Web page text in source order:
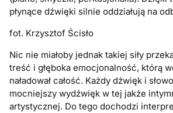
płynące dźwięki silnie oddziałują na
fot. Krzysztof Ścisło
Nic nie miałoby jednak takiej siły
treść i głęboka emocjonalność, którą
naładował całość. Każdy dźwięk i
mocniejszy wydźwięk w tej jakże
artystycznej. Do tego dochodzi